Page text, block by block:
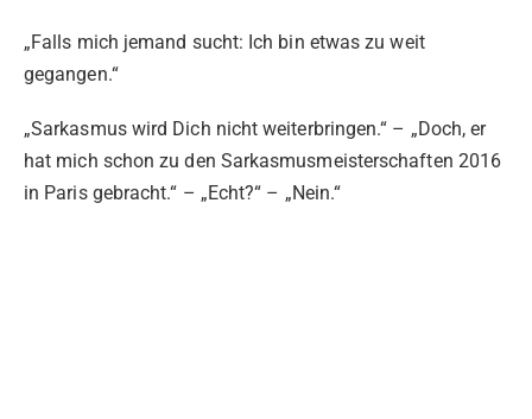
„Falls mich jemand sucht: Ich bin etwas zu weit
gegangen.“
„Sarkasmus wird Dich nicht weiterbringen.“ – „Doch, er
hat mich schon zu den Sarkasmusmeisterschaften 2016
in Paris gebracht.“ – „Echt?“ – „Nein.“